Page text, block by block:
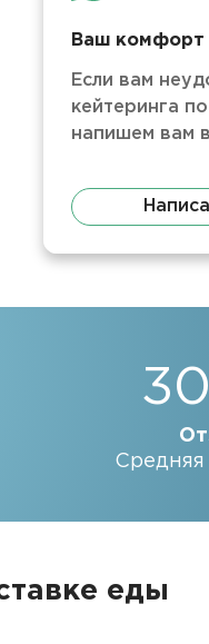
Ваш комфорт
Если вам
кейтеринга
напишем вам
Средняя
еды